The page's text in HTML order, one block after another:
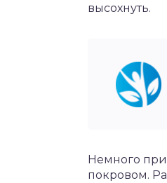
высохнуть.
Немного
покровом.